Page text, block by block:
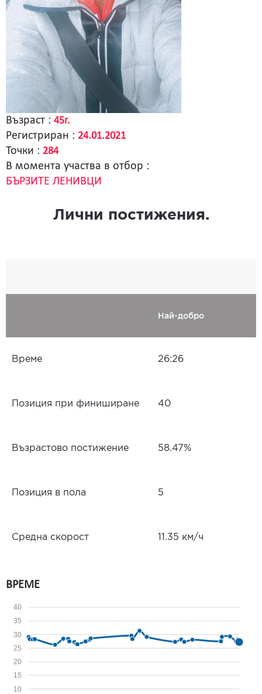
Възраст : 45г.
Регистриран : 24.01.2021
Точки : 284
В момента участва в отбор :
БЪРЗИТЕ ЛЕНИВЦИ
Лични постижения.
Най-добро
Време 26:26
Позиция при финиширане 40
Възрастово постижение 58.47%
Позиция в пола 5
Средна скорост 11.35 км/ч
ВРЕМЕ
10
15
20
25
30
35
40